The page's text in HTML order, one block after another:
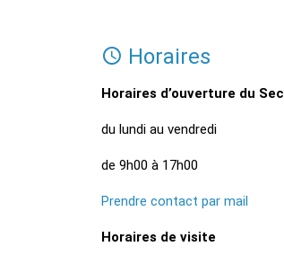
Horaires
Horaires d’ouverture du
du lundi au vendredi
de 9h00 à 17h00
Prendre contact par mail
Horaires de visite